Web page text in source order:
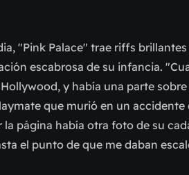
"Pink Palace" trae riffs
escabrosa de su infancia.
y había una parte
que murió en un
página había otra foto de su
el punto de que me daban